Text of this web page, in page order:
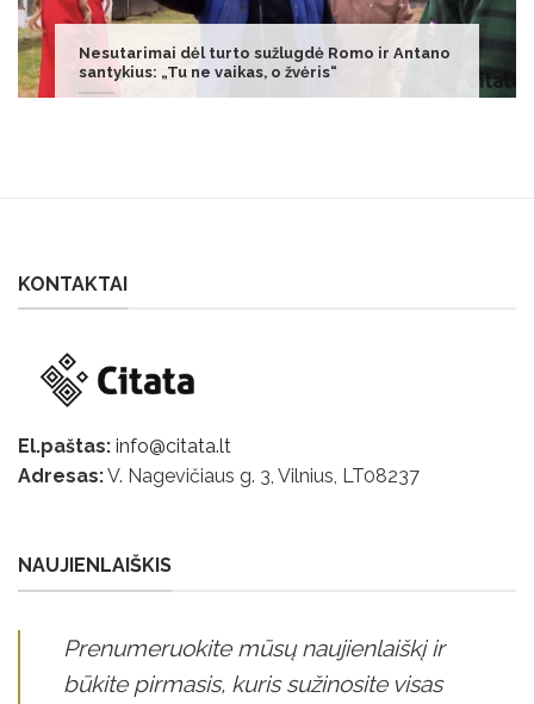
Traybų nariams – nemalonumai: teismo
prašoma išieškoti 38 tūkst. eurų
KONTAKTAI
El.paštas: info@citata.lt
Adresas:V. Nagevičiaus g. 3, Vilnius, LT08237
NAUJIENLAIŠKIS
Prenumeruokite mūsų naujienlaiškį ir
būkite pirmasis, kuris sužinosite visas